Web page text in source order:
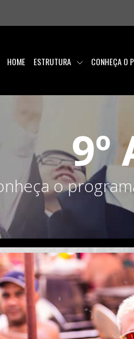
HOME ESTRUTURA CONHEÇA O
9º
o